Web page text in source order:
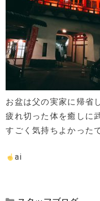
お盆は父の実家に帰省
疲れ切った体を癒しに
すごく気持ちよかった
ai